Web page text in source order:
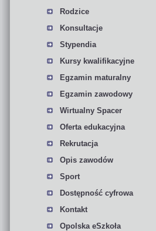
Rodzice
Konsultacje
Stypendia
Kursy kwalifikacyjne
Egzamin maturalny
Egzamin zawodowy
Wirtualny Spacer
Oferta edukacyjna
Rekrutacja
Opis zawodów
Sport
Dostępność cyfrowa
Kontakt
Opolska eSzkoła